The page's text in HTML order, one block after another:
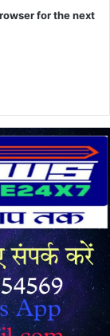
for the next